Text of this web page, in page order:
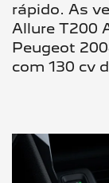
rápido. As
Allure T200
Peugeot
com 130 cv